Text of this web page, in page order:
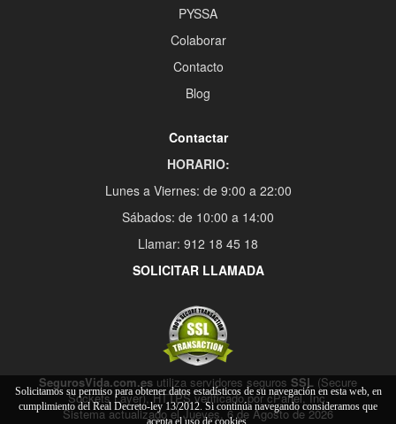
PYSSA
Colaborar
Contacto
Blog
Contactar
HORARIO:
Lunes a Viernes: de 9:00 a 22:00
Sábados: de 10:00 a 14:00
Llamar: 912 18 45 18
SOLICITAR LLAMADA
SegurosVida.com.es utiliza servidores seguros SSL (Secure
Sockets Layer), HTTPS verificado por cPanel, Inc.
Sistema actualizado el Jueves, 6 de Agosto de 2026
Solicitamos su permiso para obtener datos estadísticos de su navegación en esta web, en
cumplimiento del Real Decreto-ley 13/2012. Si continúa navegando consideramos que
acepta el uso de cookies.